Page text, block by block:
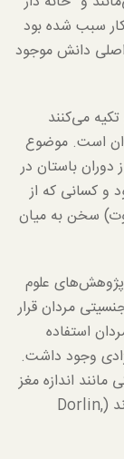
سبب شده بود
دانش موجود
می‌کنند
است. موضوع
دوران باستان در
و کسانی که از
سخن به میان
علوم
مردان قرار
استفاده
وجود داشت.
اندازه مغز
را نشانه برتری یا فرودستی افراد قلمداد می‌کردند (Dorlin,